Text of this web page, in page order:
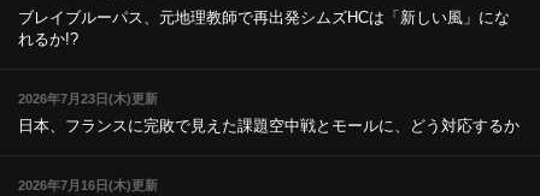
ブレイブルーパス、元地理教師で再出発シムズHCは「新しい風」にな
れるか!?
2026年7月23日(木)更新
日本、フランスに完敗で見えた課題空中戦とモールに、どう対応するか
2026年7月16日(木)更新